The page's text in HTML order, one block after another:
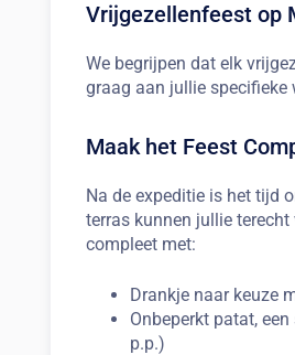
Vrijgezellenfeest op
We begrijpen dat elk
graag aan jullie specifieke
Maak het Feest
Na de expeditie is het tijd
terras kunnen jullie
compleet met:
Drankje naar keuze
Onbeperkt patat,
p.p.)